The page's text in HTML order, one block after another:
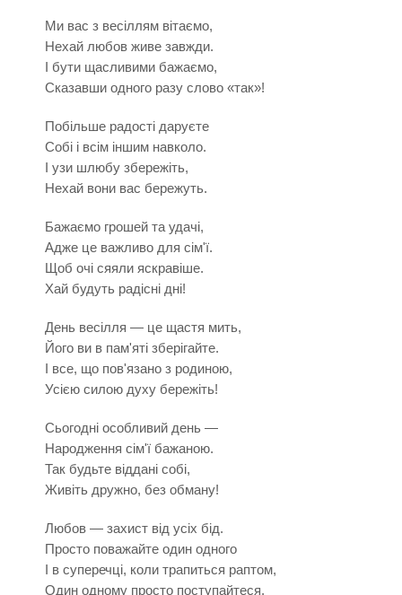
Ми вас з весіллям вітаємо,
Нехай любов живе завжди.
І бути щасливими бажаємо,
Сказавши одного разу слово «так»!
Побільше радості даруєте
Собі і всім іншим навколо.
І узи шлюбу збережіть,
Нехай вони вас бережуть.
Бажаємо грошей та удачі,
Адже це важливо для сім'ї.
Щоб очі сяяли яскравіше.
Хай будуть радісні дні!
День весілля — це щастя мить,
Його ви в пам'яті зберігайте.
І все, що пов'язано з родиною,
Усією силою духу бережіть!
Сьогодні особливий день —
Народження сім'ї бажаною.
Так будьте віддані собі,
Живіть дружно, без обману!
Любов — захист від усіх бід.
Просто поважайте один одного
І в суперечці, коли трапиться раптом,
Один одному просто поступайтеся.